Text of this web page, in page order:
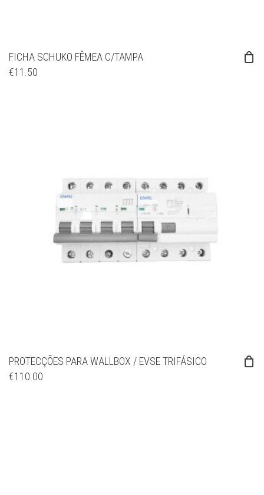
FICHA SCHUKO FÊMEA C/TAMPA
€11.50
PROTECÇÕES PARA WALLBOX / EVSE TRIFÁSICO
€110.00